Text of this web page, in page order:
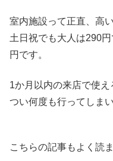
室内施設って正直、高
土日祝でも大人は290
円です。
1か月以内の来店で使
つい何度も行ってしま
こちらの記事もよく読